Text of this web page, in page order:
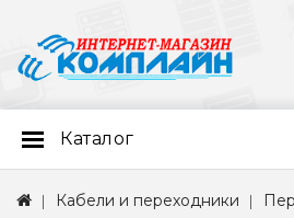
Каталог
Кабели и переходники